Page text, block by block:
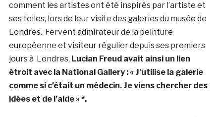
comment les artistes ont été inspirés par l’artiste et
ses toiles, lors de leur visite des galeries du musée de
Londres. Fervent admirateur de la peinture
européenne et visiteur régulier depuis ses premiers
jours à Londres, Lucian Freud avait ainsi un lien
étroit avec la National Gallery : « J’utilise la galerie
comme si c’était un médecin. Je viens chercher des
idées et de l’aide » *.